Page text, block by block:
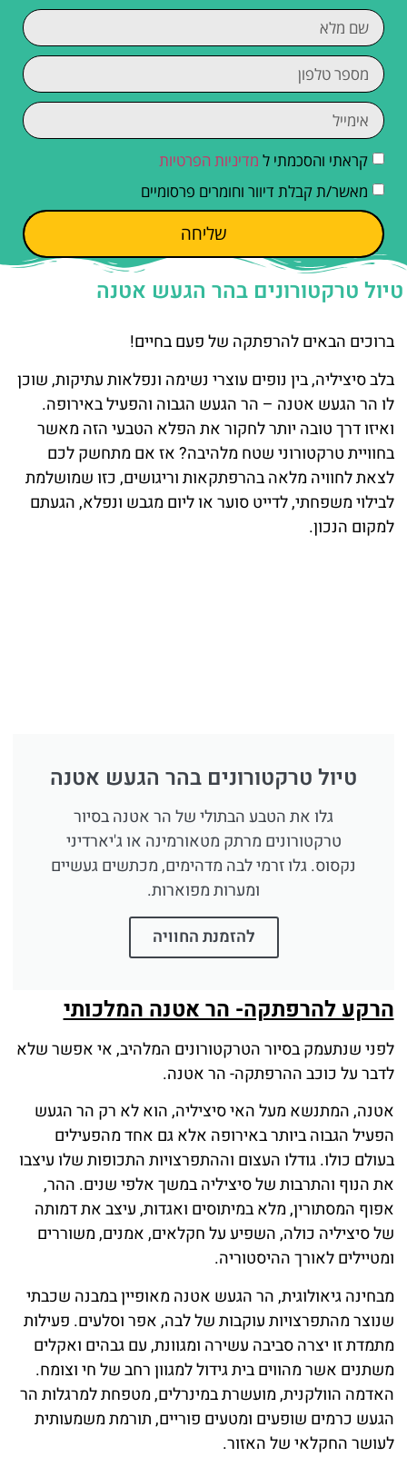
קראתי והסכמתי ל מדיניות הפרטיות
מאשר/ת קבלת דיוור וחומרים פרסומיים
שליחה
טיול טרקטורונים בהר הגעש אטנה
ברוכים הבאים להרפתקה של פעם בחיים!
בלב סיציליה, בין נופים עוצרי נשימה ונפלאות עתיקות, שוכן
לו הר הגעש אטנה – הר הגעש הגבוה והפעיל באירופה.
ואיזו דרך טובה יותר לחקור את הפלא הטבעי הזה מאשר
בחוויית טרקטורוני שטח מלהיבה? אז אם מתחשק לכם
לצאת לחוויה מלאה בהרפתקאות וריגושים, כזו שמושלמת
לבילוי משפחתי, לדייט סוער או ליום מגבש ונפלא, הגעתם
למקום הנכון.
טיול טרקטורונים בהר הגעש אטנה
גלו את הטבע הבתולי של הר אטנה בסיור
טרקטורונים מרתק מטאורמינה או ג'יארדיני
נקסוס. גלו זרמי לבה מדהימים, מכתשים געשיים
ומערות מפוארות.
להזמנת החוויה
הרקע להרפתקה- הר אטנה המלכותי
לפני שנתעמק בסיור הטרקטורונים המלהיב, אי אפשר שלא
לדבר על כוכב ההרפתקה- הר אטנה.
אטנה, המתנשא מעל האי סיציליה, הוא לא רק הר הגעש
הפעיל הגבוה ביותר באירופה אלא גם אחד מהפעילים
בעולם כולו. גודלו העצום וההתפרצויות התכופות שלו עיצבו
את הנוף והתרבות של סיציליה במשך אלפי שנים. ההר,
אפוף המסתורין, מלא במיתוסים ואגדות, עיצב את דמותה
של סיציליה כולה, השפיע על חקלאים, אמנים, משוררים
ומטיילים לאורך ההיסטוריה.
מבחינה גיאולוגית, הר הגעש אטנה מאופיין במבנה שכבתי
שנוצר מהתפרצויות עוקבות של לבה, אפר וסלעים. פעילות
מתמדת זו יצרה סביבה עשירה ומגוונת, עם גבהים ואקלים
משתנים אשר מהווים בית גידול למגוון רחב של חי וצומח.
האדמה הוולקנית, מועשרת במינרלים, מטפחת למרגלות הר
הגעש כרמים שופעים ומטעים פוריים, תורמת משמעותית
לעושר החקלאי של האזור.